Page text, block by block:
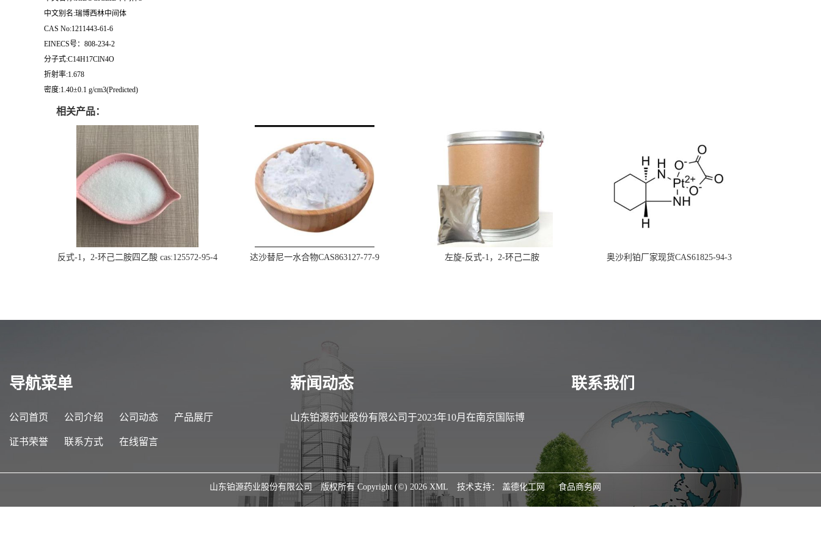
中文别名:瑞博西林中间体
CAS No:1211443-61-6
EINECS号：808-234-2
分子式:C14H17ClN4O
折射率:1.678
密度:1.40±0.1 g/cm3(Predicted)
相关产品：
反式-1，2-环己二胺四乙酸 cas:125572-95-4 达沙替尼一水合物CAS863127-77-9 左旋-反式-1，2-环己二胺 奥沙利铂厂家现货CAS61825-94-3
导航菜单
公司首页 公司介绍 公司动态 产品展厅
证书荣誉 联系方式 在线留言
新闻动态
山东铂源药业股份有限公司于2023年10月在南京国际博
览中心参加第89届中国医药原料药/中间体/包装/设备交
易会（API China）
联系我们
山东铂源药业股份有限公司 版权所有 Copyright (©) 2026 XML 技术支持： 盖德化工网 食品商务网